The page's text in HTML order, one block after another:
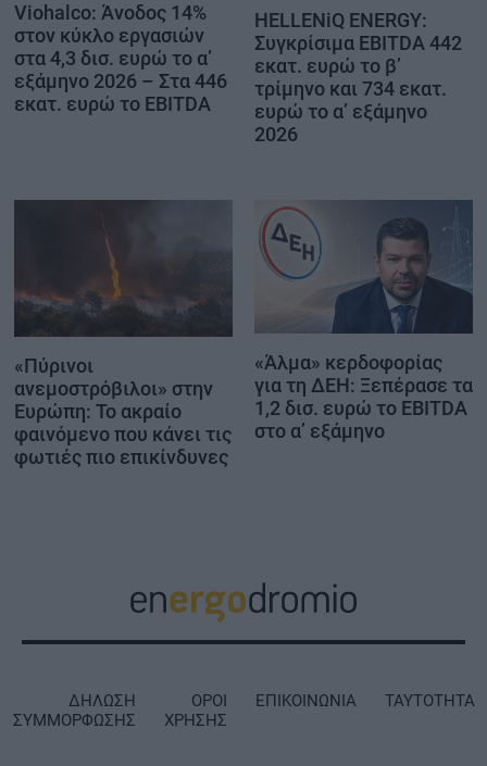
Viohalco: Άνοδος 14%
στον κύκλο εργασιών
στα 4,3 δισ. ευρώ το α’
εξάμηνο 2026 – Στα 446
εκατ. ευρώ το EBITDA
HELLENiQ ENERGY:
Συγκρίσιμα EBITDA 442
εκατ. ευρώ το β’
τρίμηνο και 734 εκατ.
ευρώ το α’ εξάμηνο
2026
«Πύρινοι
ανεμοστρόβιλοι» στην
Ευρώπη: Το ακραίο
φαινόμενο που κάνει τις
φωτιές πιο επικίνδυνες
«Άλμα» κερδοφορίας
για τη ΔΕΗ: Ξεπέρασε τα
1,2 δισ. ευρώ το EBITDA
στο α’ εξάμηνο
ΔΗΛΩΣΗ
ΣΥΜΜΟΡΦΩΣΗΣ
ΟΡΟΙ
ΧΡΗΣΗΣ
ΕΠΙΚΟΙΝΩΝΙΑ ΤΑΥΤΟΤΗΤΑ